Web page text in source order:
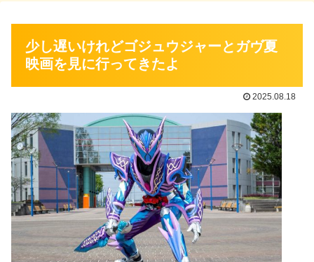
少し遅いけれどゴジュウジャーとガヴ夏
映画を見に行ってきたよ
2025.08.18